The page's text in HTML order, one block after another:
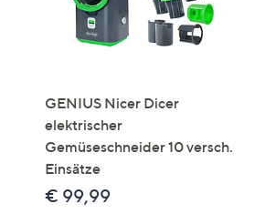
GENIUS Nicer Dicer
elektrischer
Gemüseschneider 10 versch.
Einsätze
€ 99,99